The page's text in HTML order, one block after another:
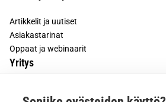
Artikkelit ja uutiset
Asiakastarinat
Oppaat ja webinaarit
Yritys